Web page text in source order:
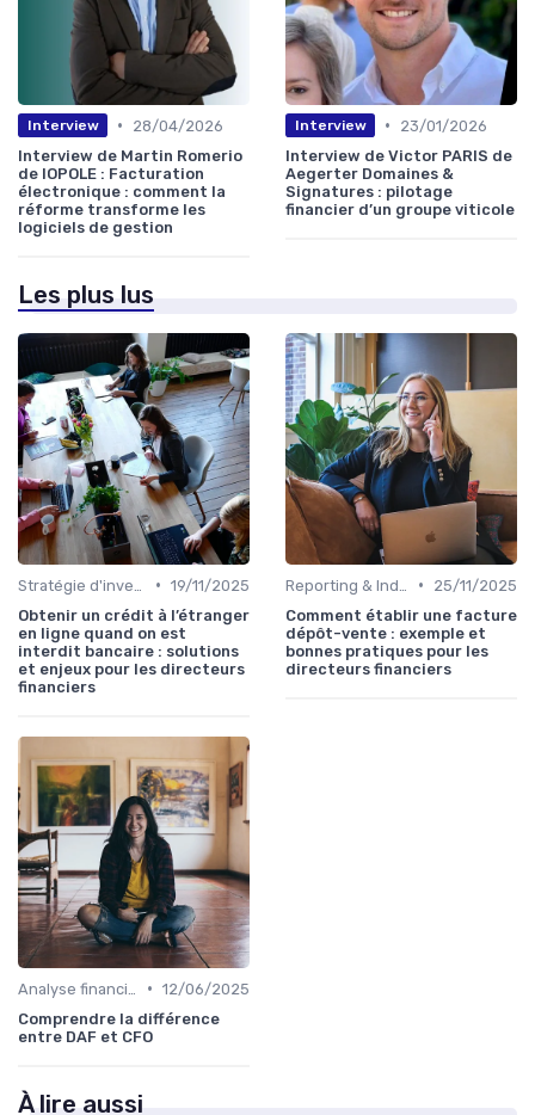
Interview •
28/04/2026
Interview de Martin Romerio
de IOPOLE : Facturation
électronique : comment la
réforme transforme les
logiciels de gestion
Interview •
23/01/2026
Interview de Victor PARIS de
Aegerter Domaines &
Signatures : pilotage
financier d’un groupe viticole
Les plus lus
• 19/11/2025
Obtenir un crédit à l’étranger
en ligne quand on est
interdit bancaire : solutions
et enjeux pour les directeurs
financiers
•
25/11/2025
Comment établir une facture
dépôt-vente : exemple et
bonnes pratiques pour les
directeurs financiers
• 12/06/2025
Comprendre la différence
entre DAF et CFO
À lire aussi